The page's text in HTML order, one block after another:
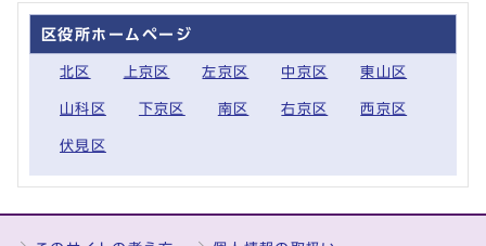
区役所ホームページ
北区 上京区 左京区 中京区 東山区
山科区 下京区 南区 右京区 西京区
伏見区